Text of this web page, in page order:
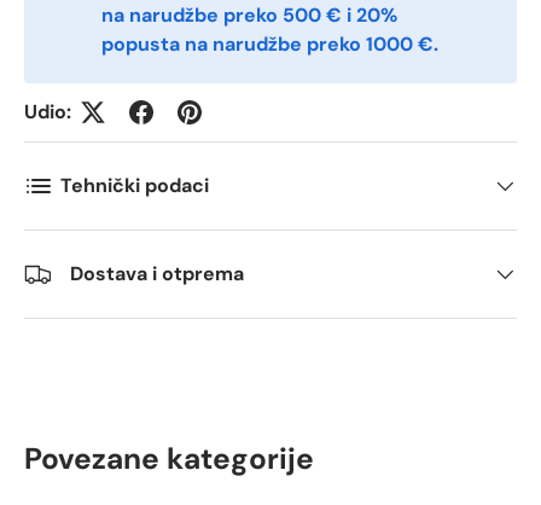
Kommentarer
na narudžbe preko 500 € i 20%
popusta na narudžbe preko 1000 €.
Udio:
Tehnički podaci
Dostava i otprema
Povezane kategorije